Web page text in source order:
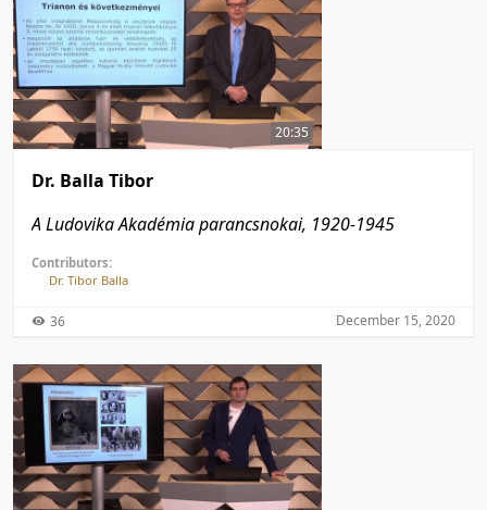
20:35
Dr. Balla Tibor
A Ludovika Akadémia parancsnokai, 1920-1945
Contributors:
Dr. Tibor Balla
36 December 15, 2020